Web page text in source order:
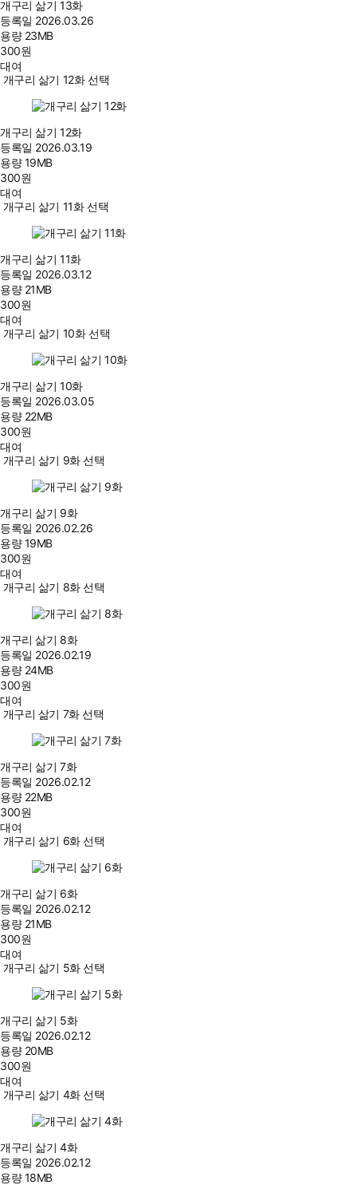
개구리 삶기 13화
등록일 2026.03.26
용량 23MB
300원
대여
개구리 삶기 12화 선택
개구리 삶기 12화
등록일 2026.03.19
용량19MB
300원
대여
개구리 삶기 11화 선택
개구리 삶기 11화
등록일 2026.03.12
용량 21MB
300원
대여
개구리 삶기 10화 선택
개구리 삶기 10화
등록일 2026.03.05
용량 22MB
300원
대여
개구리 삶기 9화 선택
개구리 삶기 9화
등록일 2026.02.26
용량19MB
300원
대여
개구리 삶기 8화 선택
개구리 삶기 8화
등록일 2026.02.19
용량 24MB
300원
대여
개구리 삶기 7화 선택
개구리 삶기 7화
등록일 2026.02.12
용량 22MB
300원
대여
개구리 삶기 6화 선택
개구리 삶기 6화
등록일 2026.02.12
용량 21MB
300원
대여
개구리 삶기 5화 선택
개구리 삶기 5화
등록일 2026.02.12
용량 20MB
300원
대여
개구리 삶기 4화 선택
개구리 삶기 4화
등록일 2026.02.12
용량18MB